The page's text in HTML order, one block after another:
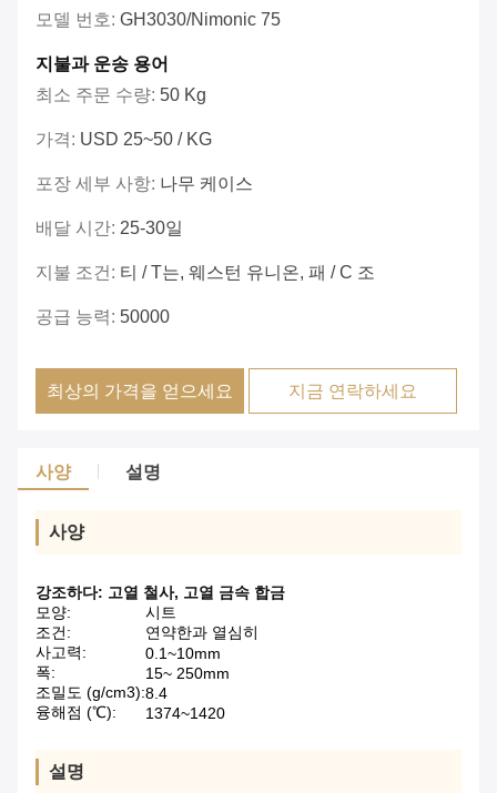
모델 번호: GH3030/Nimonic 75
지불과 운송 용어
최소 주문 수량: 50 Kg
가격: USD 25~50 / KG
포장 세부 사항: 나무 케이스
배달 시간: 25-30일
지불 조건: 티 / T는, 웨스턴 유니온, 패 / C 조
공급 능력: 50000
최상의 가격을 얻으세요 지금 연락하세요
사양 설명
사양
강조하다: 고열 철사, 고열 금속 합금
모양:
시트
조건:
연약한과 열심히
사고력:
0.1~10mm
폭:
15~ 250mm
조밀도 (g/cm3):8.4
융해점 (℃):
1374~1420
설명